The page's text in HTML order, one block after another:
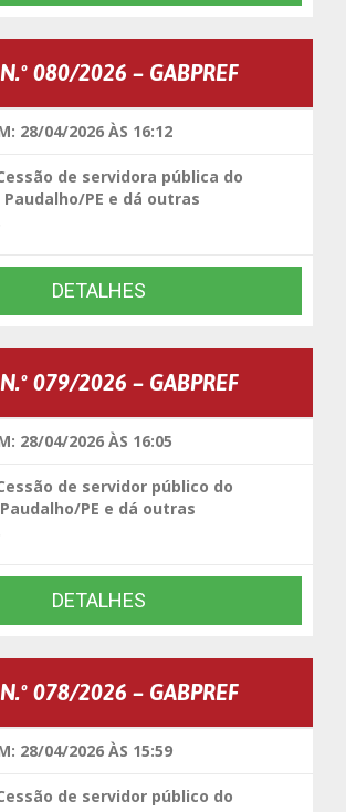
080/2026 – GABPREF
28/04/2026 ÀS 16:12
de servidora pública do
PE e dá outras
DETALHES
079/2026 – GABPREF
28/04/2026 ÀS 16:05
de servidor público do
PE e dá outras
DETALHES
078/2026 – GABPREF
28/04/2026 ÀS 15:59
de servidor público do